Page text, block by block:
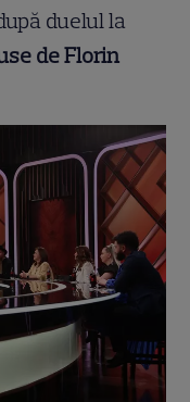
duelul la
de Florin